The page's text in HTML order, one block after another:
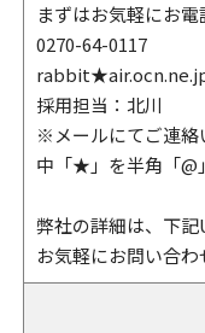
まずはお気軽にお電
0270-64-0117
採用担当：北川
※メールにてご連絡
中「★」を半角「@
弊社の詳細は、下記
お気軽にお問い合わ